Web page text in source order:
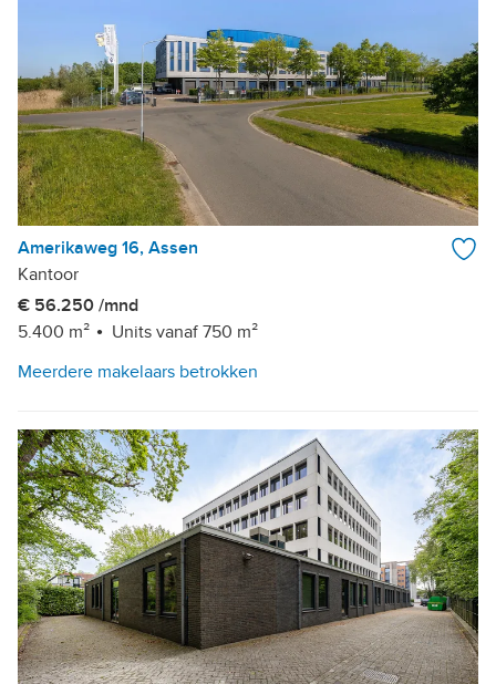
Amerikaweg 16, Assen
Kantoor
€ 56.250 /mnd
5.400 m²
Units vanaf 750 m²
Meerdere makelaars betrokken